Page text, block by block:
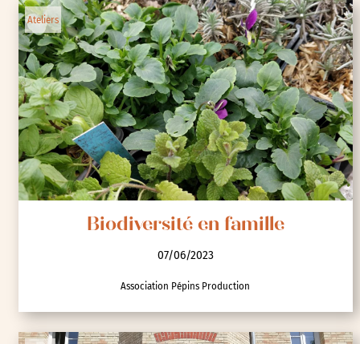
Ateliers
Biodiversité en famille
07/06/2023
Association Pépins Production